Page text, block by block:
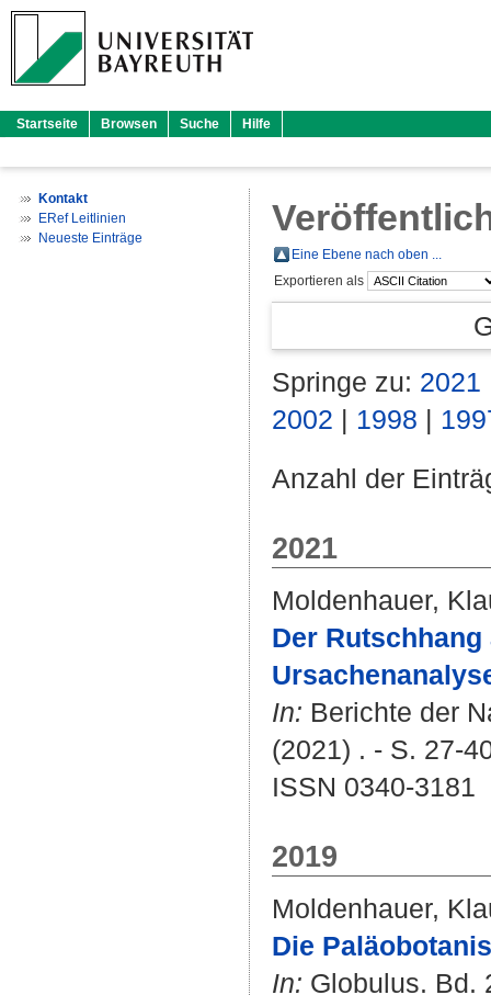
Startseite Browsen Suche Hilfe
Kontakt
ERef Leitlinien
Neueste Einträge
Eine Ebene nach oben ...
Exportieren als
Springe zu: 2021
2002 | 1998 |
Anzahl der
2021
Moldenhauer,
Der
In: Berichte der
(2021) . - S. 27-
ISSN 0340-3181
2019
Moldenhauer,
Die
In: Globulus. Bd.